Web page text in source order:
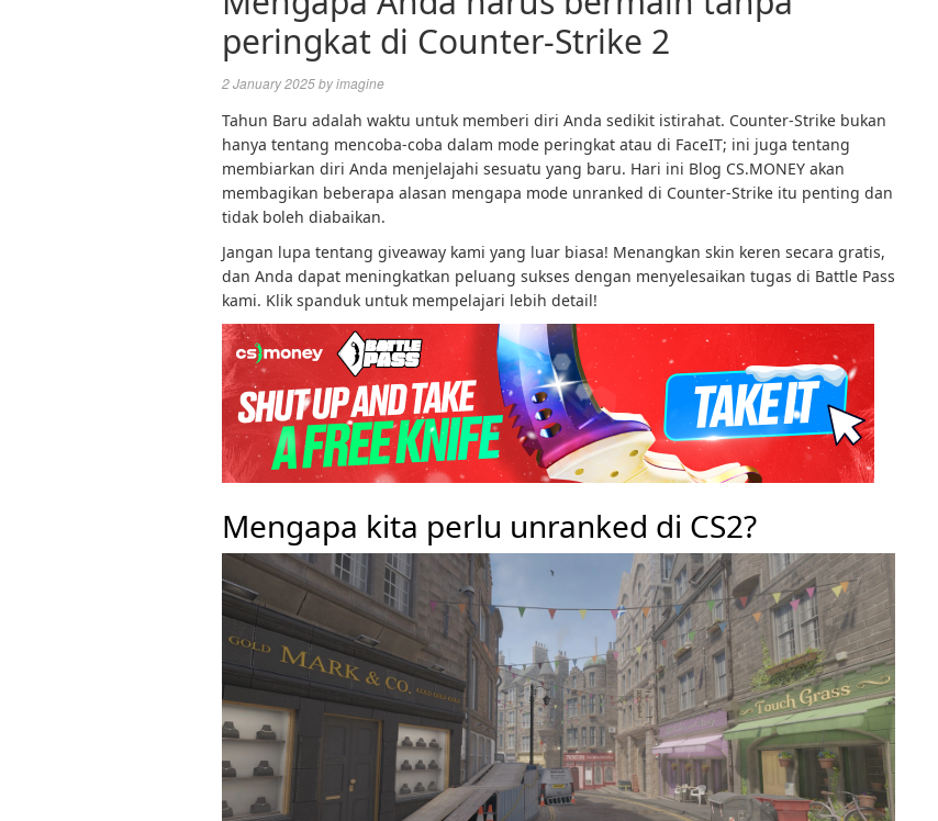
peringkat di Counter-Strike 2
2 January 2025byimagine
Tahun Baru adalah waktu untuk memberi diri Anda sedikit istirahat. Counter-Strike bukan
hanya tentang mencoba-coba dalam mode peringkat atau di FaceIT; ini juga tentang
membiarkan diri Anda menjelajahi sesuatu yang baru. Hari ini Blog CS.MONEY akan
membagikan beberapa alasan mengapa mode unranked di Counter-Strike itu penting dan
tidak boleh diabaikan.
Jangan lupa tentang giveaway kami yang luar biasa! Menangkan skin keren secara gratis,
dan Anda dapat meningkatkan peluang sukses dengan menyelesaikan tugas di Battle Pass
kami. Klik spanduk untuk mempelajari lebih detail!
Mengapa kita perlu unranked di CS2?